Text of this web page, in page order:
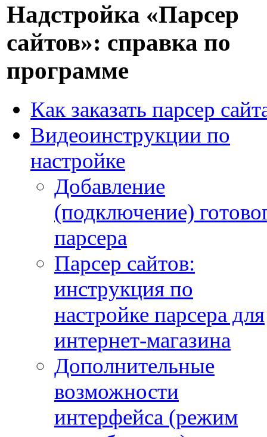
Надстройка «Парсер
сайтов»: справка по
программе
Как заказать парсер
Видеоинструкции по
настройке
Добавление
(подключение)
парсера
Парсер сайтов:
инструкция по
настройке парсера для
интернет-магазина
Дополнительные
возможности
интерфейса (режим